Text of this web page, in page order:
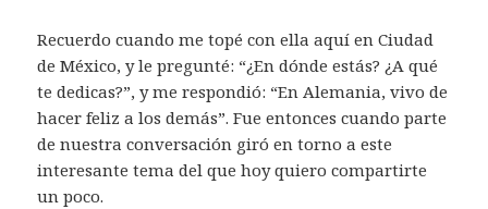
Recuerdo cuando me topé con ella aquí en Ciudad
de México, y le pregunté: “¿En dónde estás? ¿A qué
te dedicas?”, y me respondió: “En Alemania, vivo de
hacer feliz a los demás”. Fue entonces cuando parte
de nuestra conversación giró en torno a este
interesante tema del que hoy quiero compartirte
un poco.